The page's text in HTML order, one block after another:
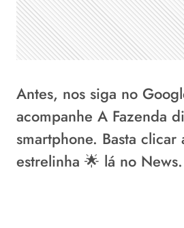
Antes, nos siga no
acompanhe A Fazenda
smartphone. Basta clicar
estrelinha 🌟 lá no News.